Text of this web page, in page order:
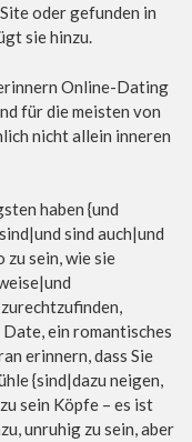
oder gefunden in
sie hinzu.
Online-Dating
für die meisten von
nicht allein inneren
haben {und
sind auch|und
zu sein, wie sie
ein romantisches
erinnern, dass Sie
{sind|dazu neigen,
sein Köpfe – es ist
unruhig zu sein, aber